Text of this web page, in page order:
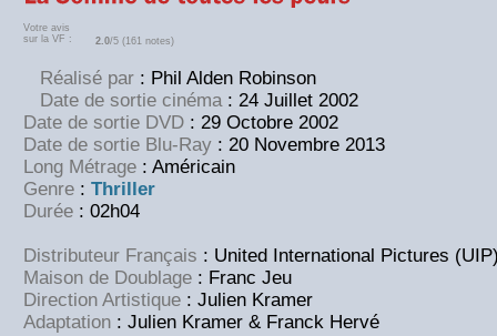
Votre avis
sur la VF :
2.0/5 (161 notes)
Réalisé par : Phil Alden Robinson
Date de sortie cinéma : 24 Juillet 2002
Date de sortie DVD : 29 Octobre 2002
Date de sortie Blu-Ray : 20 Novembre 2013
Long Métrage : Américain
Genre : Thriller
Durée : 02h04
Distributeur Français : United International Pictures
Maison de Doublage : Franc Jeu
Direction Artistique : Julien Kramer
Adaptation : Julien Kramer & Franck Hervé